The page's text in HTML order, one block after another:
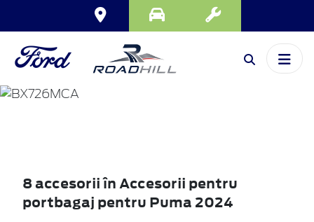
PUMA
8 accesorii în Accesorii pentru
portbagaj pentru Puma 2024